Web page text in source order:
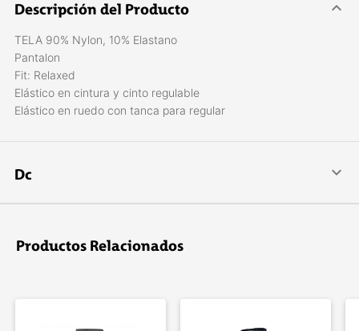
Descripción del Producto
TELA 90% Nylon, 10% Elastano
Pantalon
Fit: Relaxed
Elástico en cintura y cinto regulable
Elástico en ruedo con tanca para regular
Dc
DC Shoes es una marca líder en calzado e indumentaria para
freestyle. La compañí­a fue fundada por Ken Block y Damon
Productos Relacionados